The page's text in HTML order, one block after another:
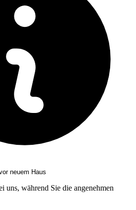
neuem Haus
uns, während Sie die angenehmen